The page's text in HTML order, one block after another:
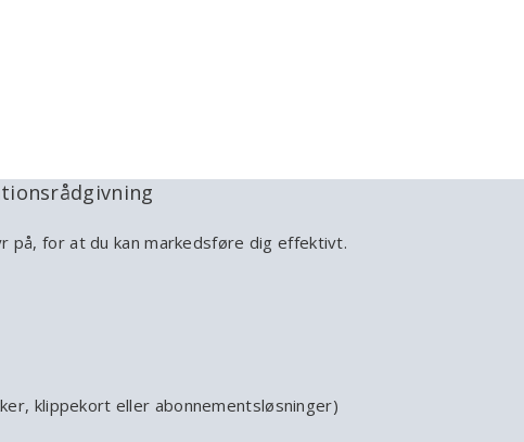
på, for at du kan markedsføre dig effektivt.
klippekort eller abonnementsløsninger)